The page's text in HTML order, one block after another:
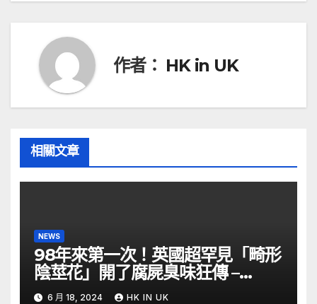
覽
作者： HK in UK
相關文章
NEWS
98年來第一次！英國超罕見「畸形
陰莖花」開了腐屍臭味狂傳 –
ETtoday
6 月 18, 2024 HK IN UK